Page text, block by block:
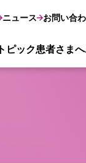
ニュース お問い合
トピック患者さまへ